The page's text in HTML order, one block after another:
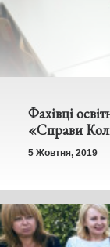
Фахівці
«Справи
5 Жовтня, 2019